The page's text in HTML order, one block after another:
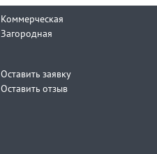
Коммерческая
Загородная
Оставить заявку
Оставить отзыв